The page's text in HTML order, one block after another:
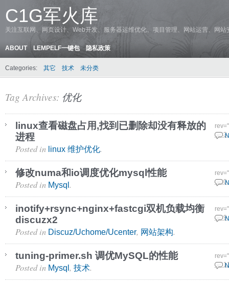
C1G军火库
关注互联网、网页设计、Web开发、服务器运维优化、项目管理、网站运营、网
ABOUT LEMPELF一键包 隐私政策
Categories: 其它 技术 未分类
Tag Archives: 优化
linux查看磁盘占用,找到已删除却没有释放的
进程
25 3
Posted in linux 维护优化.
修改numa和io调度优化mysql性能
9 10
Posted in Mysql.
inotify+rsync+nginx+fastcgi双机负载均衡
discuzx2
19 9
Posted in Discuz/Uchome/Ucenter, 网站架构.
tuning-primer.sh 调优MySQL的性能
17
Posted in Mysql, 技术.